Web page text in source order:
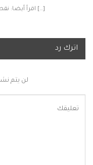
[…] اقرأ أيضا:
اترك رد
لن يتم